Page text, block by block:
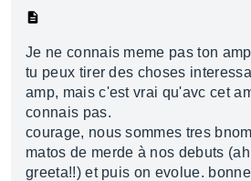
Je ne connais meme pas ton
tu peux tirer des choses
amp, mais c'est vrai qu'avc cet
connais pas.
courage, nous sommes tres
matos de merde à nos debuts
greeta!!) et puis on evolue.